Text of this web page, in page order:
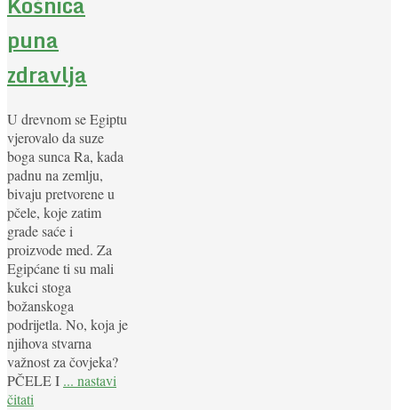
puna
zdravlja
U drevnom se Egiptu
vjerovalo da suze
boga sunca Ra, kada
padnu na zemlju,
bivaju pretvorene u
pčele, koje zatim
grade saće i
proizvode med. Za
Egipćane ti su mali
kukci stoga
božanskoga
podrijetla. No, koja je
njihova stvarna
važnost za čovjeka?
PČELE I ... nastavi
čitati